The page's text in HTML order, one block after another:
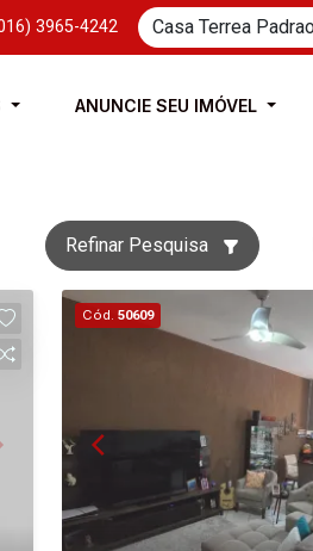
3965-4242
ANUNCIE SEU IMÓVEL
Refinar Pesquisa
Cód. 50609